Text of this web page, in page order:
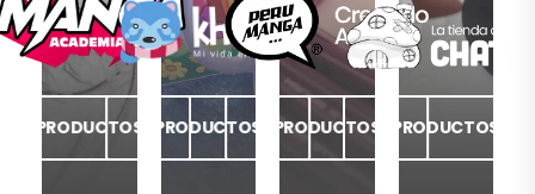
PRODUCTOS PRODUCTOS PRODUCTOS PRODUCTOS